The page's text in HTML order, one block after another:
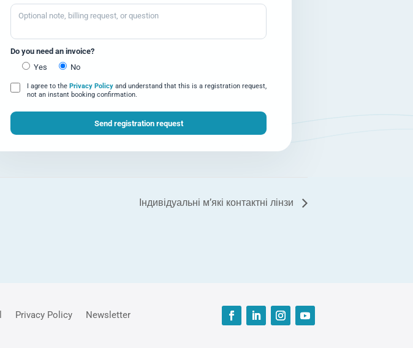
Do you need an invoice?
Yes
No
I agree to the Privacy Policy and understand that this is a registration request,
not an instant booking confirmation.
Індивідуальні м’які контактні лінзи
Privacy Policy Newsletter